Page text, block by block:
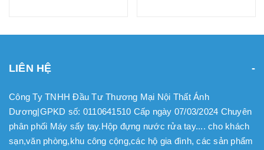
LIÊN HỆ
Công Ty TNHH Đầu Tư Thương Mại Nội Thất Ánh
Dương|GPKD số: 0110641510 Cấp ngày 07/03/2024 Chuyên
phân phối Máy sấy tay.Hộp đựng nước rửa tay.... cho khách
sạn,văn phòng,khu công cộng,các hộ gia đình, các sản phẩm